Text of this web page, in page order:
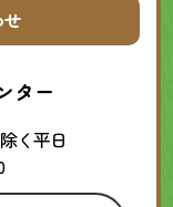
ター
く平日